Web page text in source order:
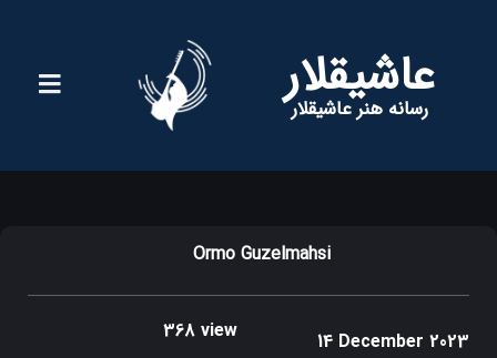
عاشیقلار
رسانه هنر عاشیقلار
Ormo Guzelmahsi
368 view 14 December 2023